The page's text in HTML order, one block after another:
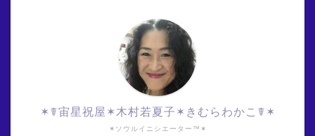
✶ソウルイニシエーター™✶
✶☤宙星祝屋✶木村若夏子✶きむらわかこ☤✶